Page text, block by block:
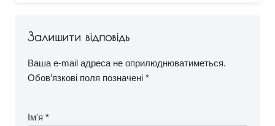
Залишити відповідь
Ваша e-mail адреса не оприлюднюватиметься.
Обов’язкові поля позначені *
Ім'я *